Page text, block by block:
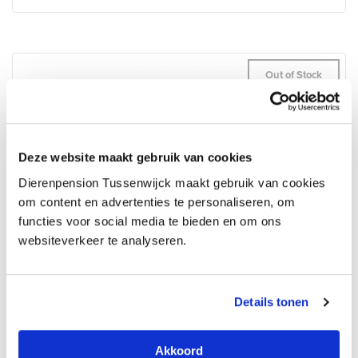
Deze website maakt gebruik van cookies
Dierenpension Tussenwijck maakt gebruik van cookies
om content en advertenties te personaliseren, om
functies voor social media te bieden en om ons
websiteverkeer te analyseren.
Details tonen
Akkoord
Out of Stock